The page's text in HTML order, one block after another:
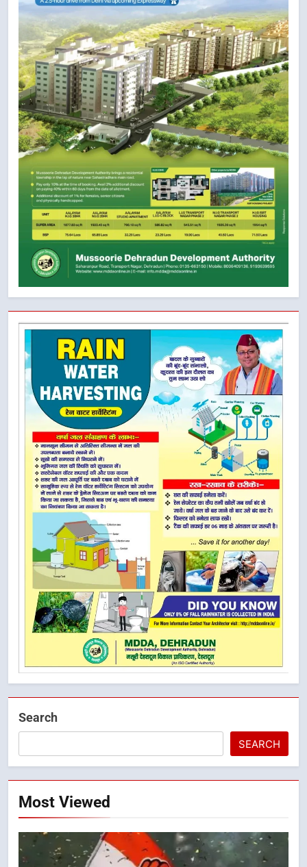
Search
SEARCH
Most Viewed